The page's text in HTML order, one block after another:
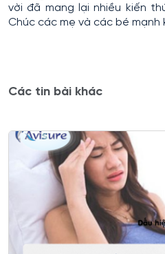
vời đã mang lại nhiều kiến
Chúc các mẹ và các bé mạnh
Các tin bài khác